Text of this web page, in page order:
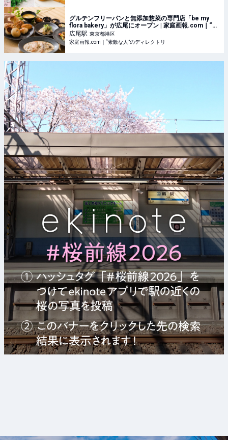
グルテンフリーパンと無添加惣菜の専門店「be my
flora bakery」が広尾にオープン | 家庭画報.com｜“素
敵な人”のディレクトリ
広尾駅 東京都港区
家庭画報.com｜“素敵な人”のディレクトリ